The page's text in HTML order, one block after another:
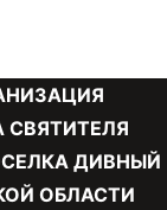
ДИВНЫЙ
ОБЛАСТИ